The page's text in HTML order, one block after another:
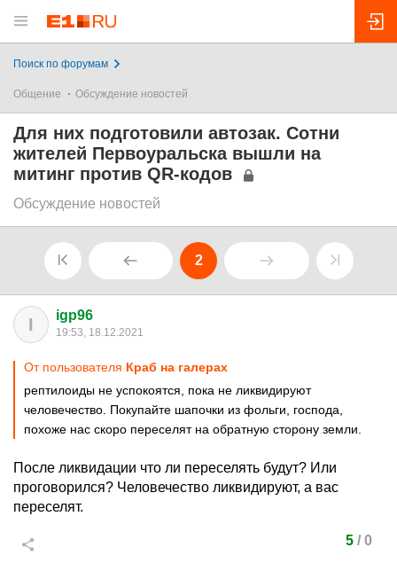
Поиск по форумам
Общение Обсуждение новостей
Для них подготовили автозак. Сотни
жителей Первоуральска вышли на
митинг против QR-кодов
Обсуждение новостей
2
I igp96
19:53, 18.12.2021
От пользователя Краб на галерах
рептилоиды не успокоятся, пока не ликвидируют
человечество. Покупайте шапочки из фольги, господа,
похоже нас скоро переселят на обратную сторону земли.
После ликвидации что ли переселять будут? Или
проговорился? Человечество ликвидируют, а вас
переселят.
5/ 0